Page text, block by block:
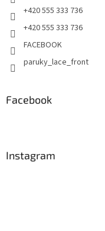
+420 555 333 736
+420 555 333 736
FACEBOOK
paruky_lace_front
Facebook
Instagram